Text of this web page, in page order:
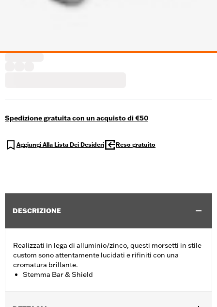
Spedizione gratuita con un acquisto di €50
Aggiungi Alla Lista Dei Desideri Reso gratuito
DESCRIZIONE
Realizzati in lega di alluminio/zinco, questi morsetti in stile
custom sono attentamente lucidati e rifiniti con una
cromatura brillante.
Stemma Bar & Shield